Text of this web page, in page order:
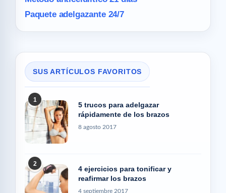
Paquete adelgazante 24/7
SUS ARTÍCULOS FAVORITOS
1
5 trucos para adelgazar
rápidamente de los brazos
8 agosto 2017
2
4 ejercicios para tonificar y
reafirmar los brazos
4 septiembre 2017